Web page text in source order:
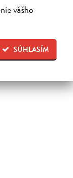
vášho
SÚHLASÍM